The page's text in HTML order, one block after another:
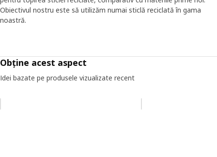
Obiectivul nostru este să utilizăm numai sticlă reciclată în gama
noastră.
Obține acest aspect
Idei bazate pe produsele vizualizate recent